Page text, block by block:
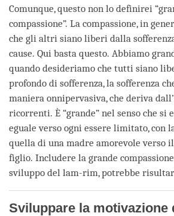
Comunque, questo non lo definirei
compassione”. La compassione, in
che gli altri siano liberi dalla
cause. Qui basta questo. Abbiamo
quando desideriamo che tutti siano
profondo di sofferenza, la sofferenza
maniera onnipervasiva, che deriva
ricorrenti. È “grande” nel senso che si
eguale verso ogni essere limitato, con
quella di una madre amorevole verso
figlio. Includere la grande
sviluppo del lam-rim, potrebbe
Sviluppare la motivazione